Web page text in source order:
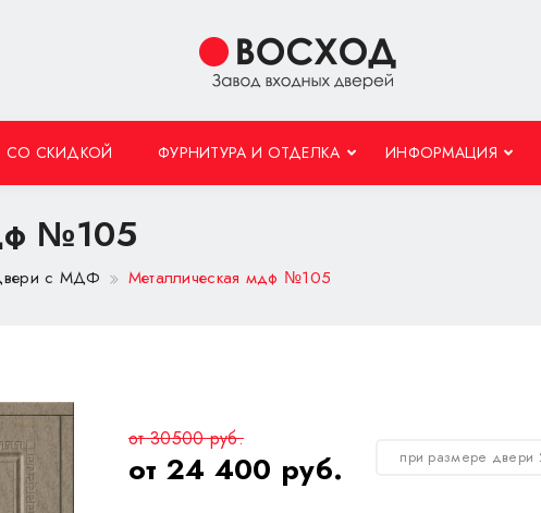
СО СКИДКОЙ ФУРНИТУРА И ОТДЕЛКА ИНФОРМАЦИЯ
№105
с МДФ Металлическая мдф №105
от 30500 руб.
от 24 400 руб. при размере